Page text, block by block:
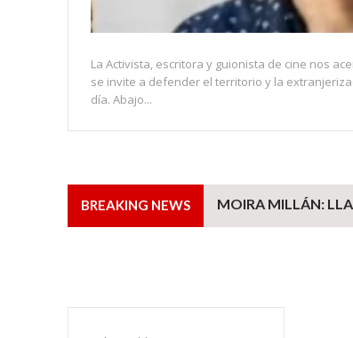
La Activista, escritora y guionista de cine nos
se invite a defender el territorio y la
día. Abajo...
BREAKING NEWS MOIRA MILLÁN: